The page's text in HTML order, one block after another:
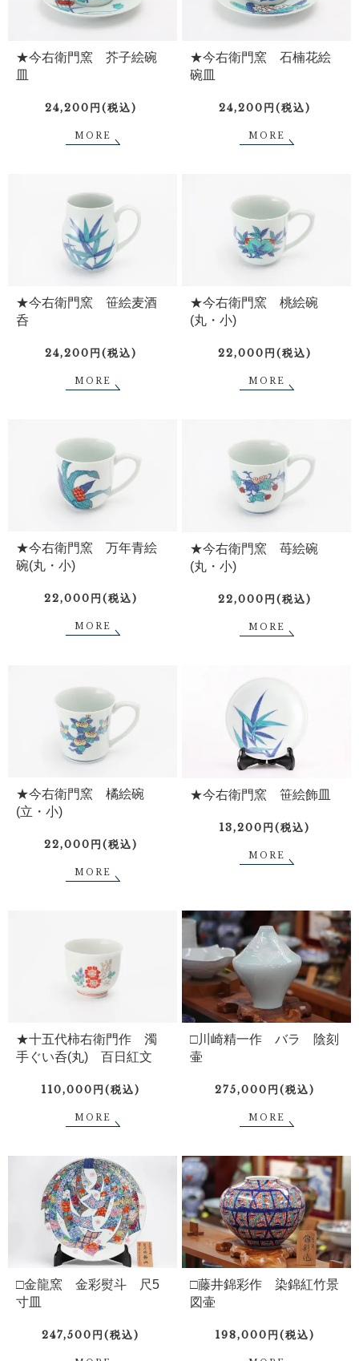
★今右衛門窯 芥子絵碗
皿
24,200円(税込)
MORE
★今右衛門窯 石楠花絵
碗皿
24,200円(税込)
MORE
★今右衛門窯 笹絵麦酒
呑
24,200円(税込)
MORE
★今右衛門窯 桃絵碗
(丸・小)
22,000円(税込)
MORE
★今右衛門窯 万年青絵
碗(丸・小)
22,000円(税込)
MORE
★今右衛門窯 苺絵碗
(丸・小)
22,000円(税込)
MORE
★今右衛門窯 橘絵碗
(立・小)
22,000円(税込)
MORE
★今右衛門窯 笹絵飾皿
13,200円(税込)
MORE
★十五代柿右衛門作 濁
手ぐい呑(丸) 百日紅文
110,000円(税込)
MORE
□川崎精一作 バラ 陰刻
壷
275,000円(税込)
MORE
□金龍窯 金彩熨斗 尺5
寸皿
247,500円(税込)
□藤井錦彩作 染錦紅竹景
図壷
198,000円(税込)